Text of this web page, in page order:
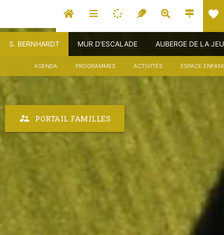
favorite
S. BERNHARDT MUR D'ESCALADE AUBERGE DE LA
AGENDA PROGRAMMES ACTIVITÉS ESPACE
supervisor_account PORTAIL FAMILLES